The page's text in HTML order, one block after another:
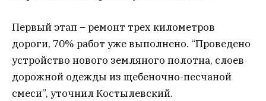
Первый этап – ремонт трех километров
дороги, 70% работ уже выполнено. “Проведено
устройство нового земляного полотна, слоев
дорожной одежды из щебеночно-песчаной
смеси”, уточнил Костылевский.